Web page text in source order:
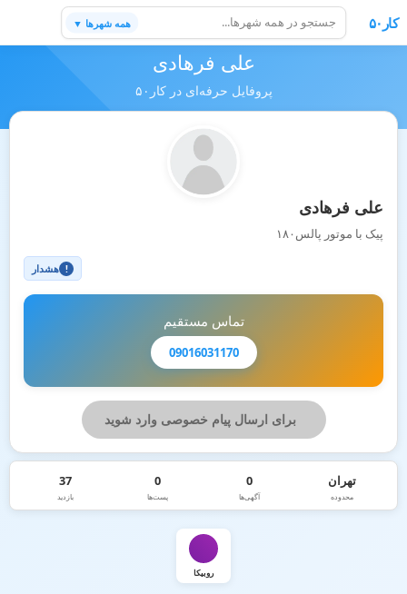
کار۵۰ همه شهرها ▼
علی فرهادی
پروفایل حرفه‌ای در کار۵۰
علی فرهادی
پیک با موتور پالس۱۸۰
! هشدار
تماس مستقیم
09016031170
برای ارسال پیام خصوصی وارد شوید
تهران
محدوده
0
آگهی‌ها
0
پست‌ها
37
بازدید
روبیکا